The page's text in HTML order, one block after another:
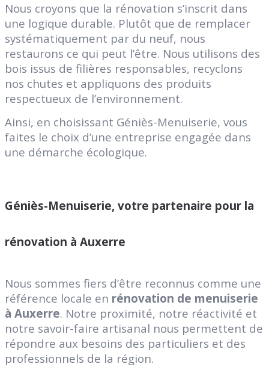
Nous croyons que la rénovation s’inscrit dans
une logique durable. Plutôt que de remplacer
systématiquement par du neuf, nous
restaurons ce qui peut l’être. Nous utilisons des
bois issus de filières responsables, recyclons
nos chutes et appliquons des produits
respectueux de l’environnement.
Ainsi, en choisissant Géniès-Menuiserie, vous
faites le choix d’une entreprise engagée dans
une démarche écologique.
Géniès-Menuiserie, votre partenaire pour la
rénovation à Auxerre
Nous sommes fiers d’être reconnus comme une
référence locale en rénovation de menuiserie
à Auxerre. Notre proximité, notre réactivité et
notre savoir-faire artisanal nous permettent de
répondre aux besoins des particuliers et des
professionnels de la région.